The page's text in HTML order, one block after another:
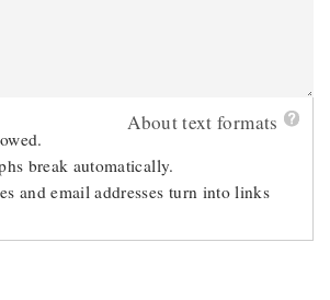
About text formats
break automatically.
and email addresses turn into links